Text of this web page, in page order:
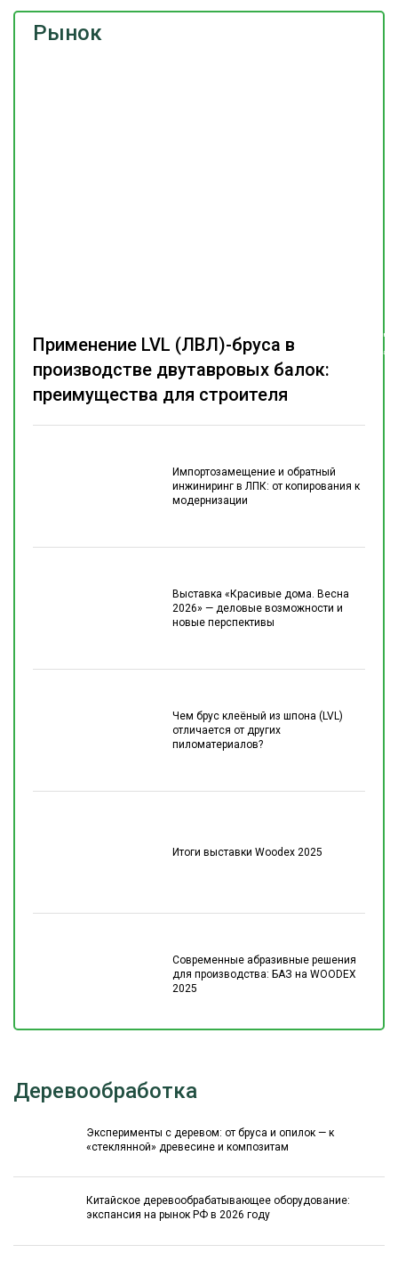
Рынок
Импортозамещение и обратный
инжиниринг в ЛПК: от копирования к
модернизации
Выставка «Красивые дома. Весна
2026» — деловые возможности и
новые перспективы
Чем брус клеёный из шпона (LVL)
отличается от других
пиломатериалов?
Итоги выставки Woodex 2025
Современные абразивные решения
для производства: БАЗ на WOODEX
2025
Применение LVL (ЛВЛ)-бруса в
производстве двутавровых балок:
преимущества для строителя
Деревообработка
Эксперименты с деревом: от бруса и опилок — к
«стеклянной» древесине и композитам
Китайское деревообрабатывающее оборудование:
экспансия на рынок РФ в 2026 году
Подпишитесь
телеграм-канал